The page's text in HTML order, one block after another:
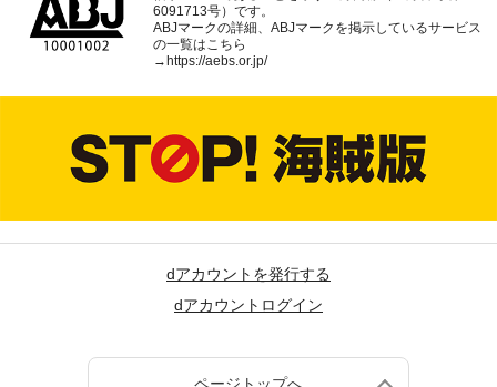
6091713号）です。
ABJマークの詳細、ABJマークを掲示しているサービス
の一覧はこちら
→ https://aebs.or.jp/
dアカウントを発行する
dアカウントログイン